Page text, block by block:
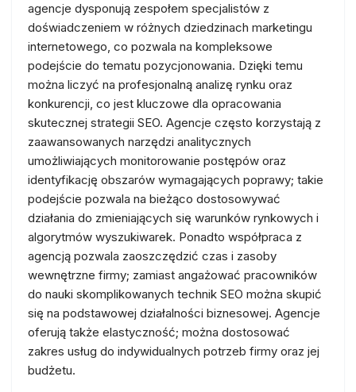
agencje dysponują zespołem specjalistów z
doświadczeniem w różnych dziedzinach marketingu
internetowego, co pozwala na kompleksowe
podejście do tematu pozycjonowania. Dzięki temu
można liczyć na profesjonalną analizę rynku oraz
konkurencji, co jest kluczowe dla opracowania
skutecznej strategii SEO. Agencje często korzystają z
zaawansowanych narzędzi analitycznych
umożliwiających monitorowanie postępów oraz
identyfikację obszarów wymagających poprawy; takie
podejście pozwala na bieżąco dostosowywać
działania do zmieniających się warunków rynkowych i
algorytmów wyszukiwarek. Ponadto współpraca z
agencją pozwala zaoszczędzić czas i zasoby
wewnętrzne firmy; zamiast angażować pracowników
do nauki skomplikowanych technik SEO można skupić
się na podstawowej działalności biznesowej. Agencje
oferują także elastyczność; można dostosować
zakres usług do indywidualnych potrzeb firmy oraz jej
budżetu.